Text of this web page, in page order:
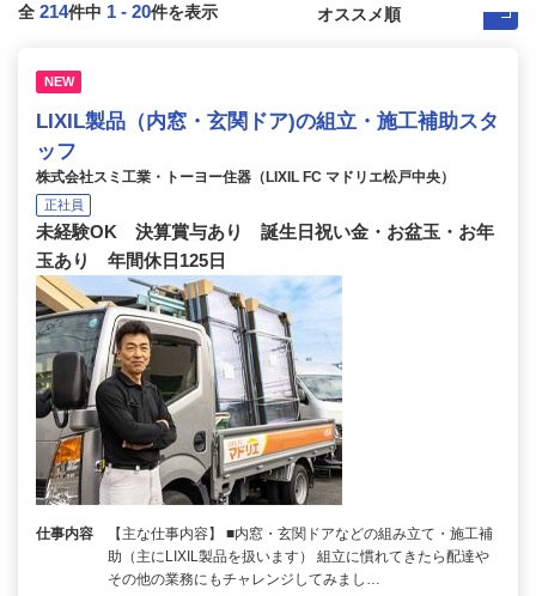
全 214件中 1 - 20件を表示
NEW
LIXIL製品（内窓・玄関ドア)の組立・施工補助スタ
ッフ
株式会社スミ工業・トーヨー住器（LIXIL FC マドリエ松戸中央）
正社員
未経験OK 決算賞与あり 誕生日祝い金・お盆玉・お年
玉あり 年間休日125日
仕事内容
【主な仕事内容】 ■内窓・玄関ドアなどの組み立て・施工補
助（主にLIXIL製品を扱います） 組立に慣れてきたら配達や
その他の業務にもチャレンジしてみまし…